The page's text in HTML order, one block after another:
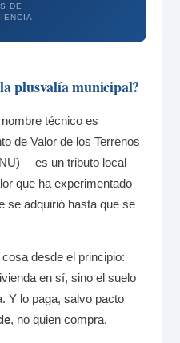
DE
plusvalía municipal?
técnico es
de Valor de los Terrenos
es un tributo local
que ha experimentado
se adquirió hasta que se
desde el principio:
en sí, sino el suelo
Y lo paga, salvo pacto
, no quien compra.